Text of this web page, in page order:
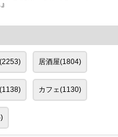
居酒屋(1804)
カフェ(1130)